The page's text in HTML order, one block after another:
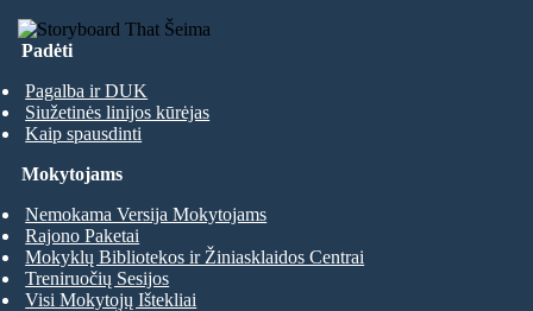
Padėti
Pagalba ir DUK
Siužetinės linijos kūrėjas
Kaip spausdinti
Mokytojams
Nemokama Versija Mokytojams
Rajono Paketai
Mokyklų Bibliotekos ir Žiniasklaidos Centrai
Treniruočių Sesijos
Visi Mokytojų Ištekliai